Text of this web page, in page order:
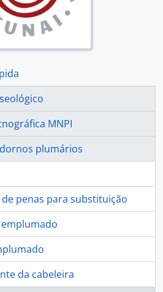
MNPI
plumários
de penas para substituição
da cabeleira